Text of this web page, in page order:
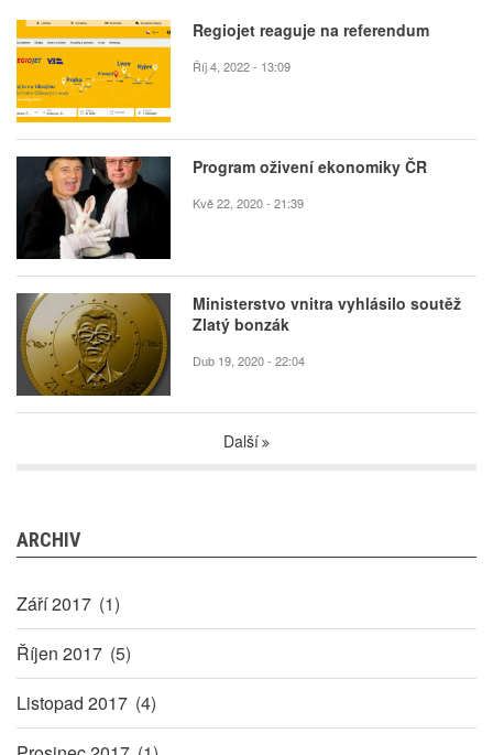
Regiojet reaguje na referendum
Říj 4, 2022 - 13:09
Program oživení ekonomiky ČR
Kvě 22, 2020 - 21:39
Ministerstvo vnitra vyhlásilo soutěž
Zlatý bonzák
Dub 19, 2020 - 22:04
Další
ARCHIV
Září 2017 (1)
Říjen 2017 (5)
Listopad 2017 (4)